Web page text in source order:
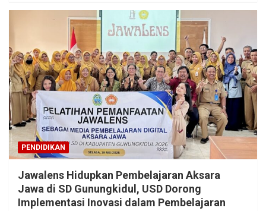
PENDIDIKAN
Jawalens Hidupkan Pembelajaran Aksara
Jawa di SD Gunungkidul, USD Dorong
Implementasi Inovasi dalam Pembelajaran